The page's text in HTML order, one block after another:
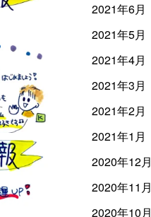
2021年6月
2021年5月
2021年4月
2021年3月
2021年2月
2021年1月
2020年12月
2020年11月
2020年10月